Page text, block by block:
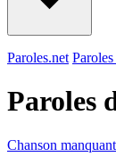
Paroles.net
Paroles
Chanson